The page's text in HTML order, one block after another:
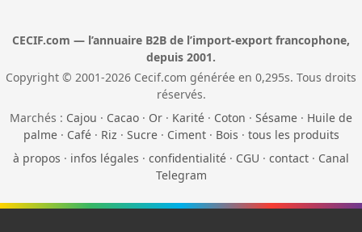
CECIF.com — l’annuaire B2B de l’import-export francophone,
depuis 2001.
Copyright © 2001-2026 Cecif.com générée en 0,295s. Tous droits
réservés.
Marchés : Cajou · Cacao · Or · Karité · Coton · Sésame · Huile de
palme· Café· Riz · Sucre· Ciment· Bois · tous les produits
à propos · infos légales · confidentialité · CGU · contact · Canal
Telegram